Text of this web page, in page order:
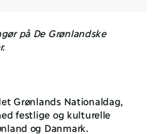
på De Grønlandske
Grønlands Nationaldag,
festlige og kulturelle
og Danmark.